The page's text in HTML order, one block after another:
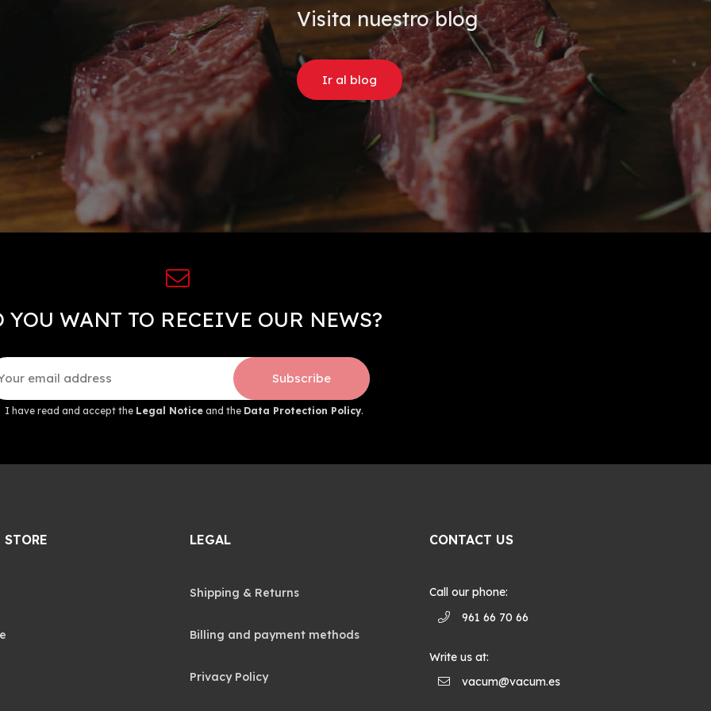
Visita nuestro blog
Ir al blog
YOU WANT TO RECEIVE OUR NEWS?
Subscribe
I have read and accept the Legal Noticeand the Data Protection Policy.
LEGAL
Shipping & Returns
Billing and payment methods
Privacy Policy
CONTACT US
Call our phone:
961 66 70 66
Write us at:
vacum@vacum.es